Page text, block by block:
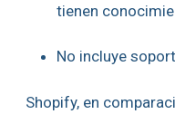
tienen
No incluye
Shopify, en